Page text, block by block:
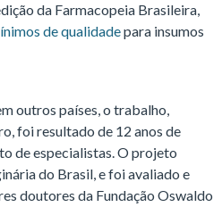
da Farmacopeia Brasileira,
de qualidadepara insumos
outros países, o trabalho,
foi resultado de 12 anos de
de especialistas. O projeto
do Brasil, e foi avaliado e
doutores da Fundação Oswaldo